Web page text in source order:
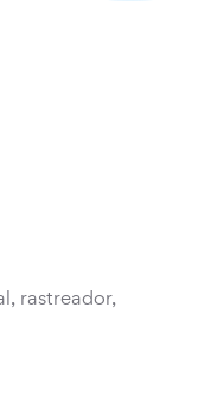
rastreador,